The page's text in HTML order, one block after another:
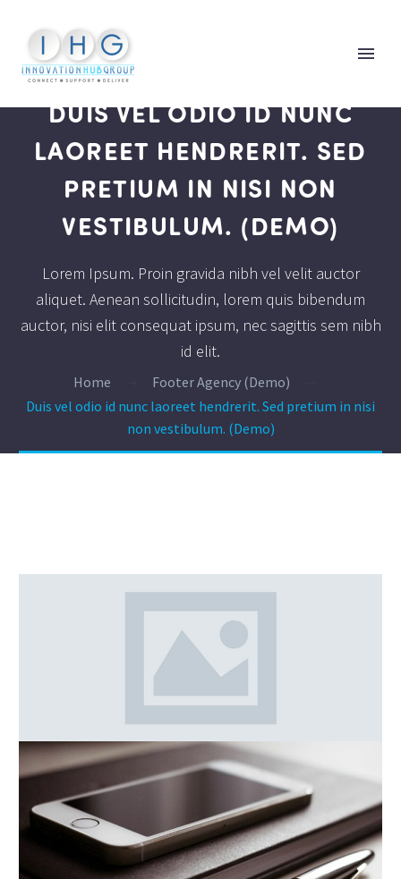
DUIS VEL ODIO ID NUNC
LAOREET HENDRERIT. SED
PRETIUM IN NISI NON
VESTIBULUM. (DEMO)
Lorem Ipsum. Proin gravida nibh vel velit auctor
aliquet. Aenean sollicitudin, lorem quis bibendum
auctor, nisi elit consequat ipsum, nec sagittis sem nibh
id elit.
Home
Footer Agency (Demo)
Duis vel odio id nunc laoreet hendrerit. Sed pretium in nisi
non vestibulum. (Demo)